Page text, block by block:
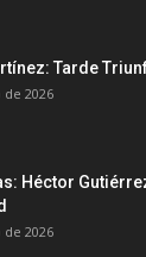
Tarde
de 2026
Héctor
de 2026